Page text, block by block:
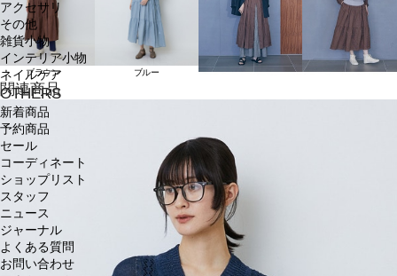
アクセサリ
その他
雑貨小物
インテリア小物
ネイルケア
OTHERS
新着商品
予約商品
セール
コーディネート
ショップリスト
スタッフ
ニュース
ジャーナル
よくある質問
お問い合わせ
ブラウン ブルー
関連商品